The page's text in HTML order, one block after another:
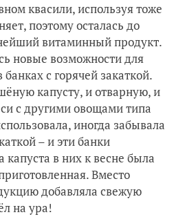
квасили, используя тоже
поэтому осталась до
витаминный продукт.
новые возможности для
с горячей закаткой.
капусту, и отварную, и
с другими овощами типа
иногда забывала
– и эти банки
в них к весне была
Вместо
добавляла свежую
на ура!